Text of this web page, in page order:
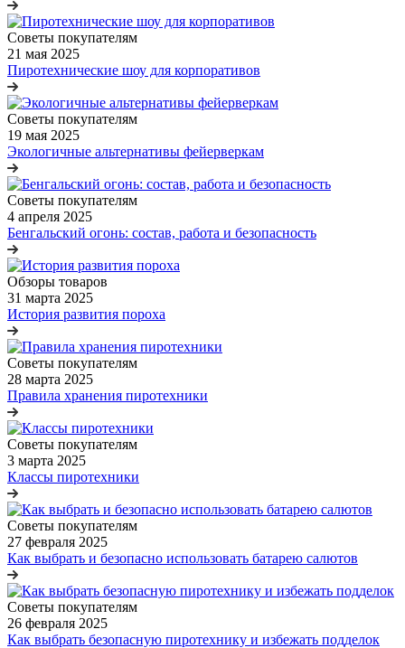
Советы покупателям
21 мая 2025
Пиротехнические шоу для корпоративов
Советы покупателям
19 мая 2025
Экологичные альтернативы фейерверкам
Советы покупателям
4 апреля 2025
Бенгальский огонь: состав, работа и безопасность
Обзоры товаров
31 марта 2025
История развития пороха
Советы покупателям
28 марта 2025
Правила хранения пиротехники
Советы покупателям
3 марта 2025
Классы пиротехники
Советы покупателям
27 февраля 2025
Как выбрать и безопасно использовать батарею салютов
Советы покупателям
26 февраля 2025
Как выбрать безопасную пиротехнику и избежать подделок